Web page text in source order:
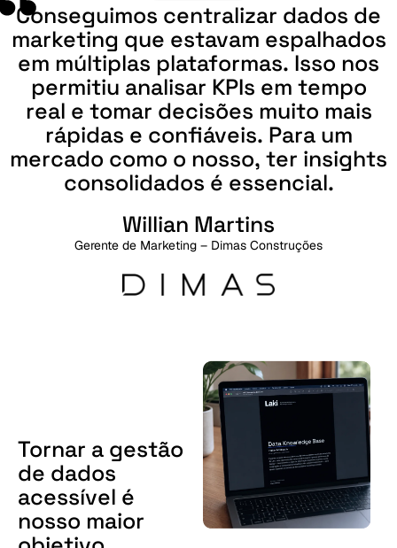
Conseguimos centralizar dados de
marketing que estavam espalhados
em múltiplas plataformas. Isso nos
permitiu analisar KPIs em tempo
real e tomar decisões muito mais
rápidas e confiáveis. Para um
mercado como o nosso, ter insights
consolidados é essencial.
Willian Martins
Gerente de Marketing – Dimas Construções
Tornar a gestão
de dados
acessível é
nosso maior